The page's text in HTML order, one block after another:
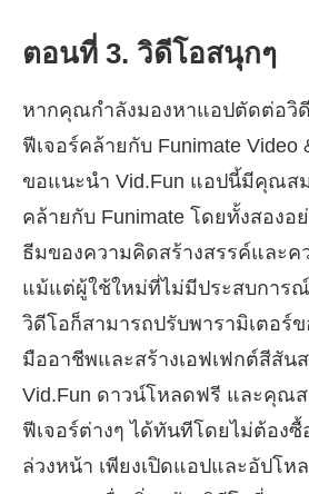
ตอนที่ 3. วิดีโอสนุกๆ
หากคุณกำลังมองหาแอปตัดต่อวิ
ฟีเจอร์คล้ายกับ Funimate Video
ขอแนะนำ Vid.Fun แอปนี้มีคุณส
คล้ายกับ Funimate โดยทั้งสองอ
ธีมของความคิดสร้างสรรค์และ
แม้แต่ผู้ใช้ใหม่ที่ไม่มีประสบการ
วิดีโอก็สามารถปรับพารามิเตอร์
มืออาชีพและสร้างเอฟเฟกต์สีสัน
Vid.Fun ดาวน์โหลดฟรี และคุณส
ฟีเจอร์ต่างๆ ได้ทันทีโดยไม่ต้อง
ล่วงหน้า เพียงเปิดแอปและอัปโห